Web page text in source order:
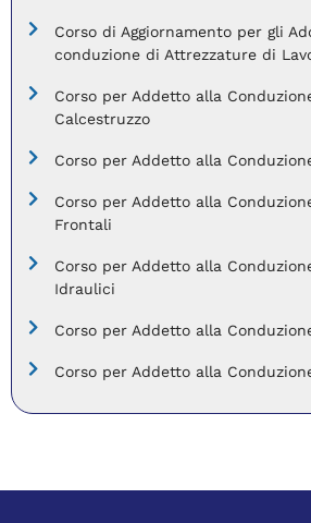
Corso di Aggiornamento per gli
conduzione di Attrezzature di
Corso per Addetto alla
Calcestruzzo
Corso per Addetto alla
Corso per Addetto alla
Frontali
Corso per Addetto alla
Idraulici
Corso per Addetto alla
Corso per Addetto alla